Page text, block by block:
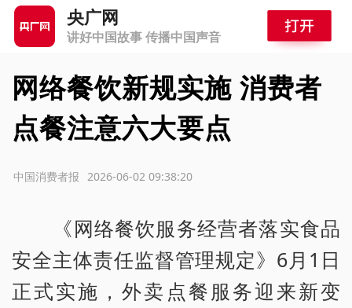
央广网
讲好中国故事 传播中国声音
网络餐饮新规实施 消费者
点餐注意六大要点
2026-06-02 09:38:20
中国消费者报
《网络餐饮服务经营者落实食品
安全主体责任监督管理规定》6月1日
正式实施，外卖点餐服务迎来新变